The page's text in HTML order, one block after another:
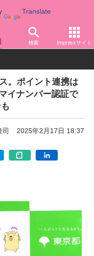
Translate
検索 Impressサイト
。ポイント連携は
イナンバー認証で
2025年2月17日 18:37